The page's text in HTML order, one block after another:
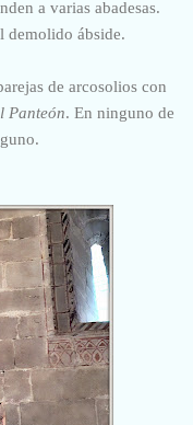
a varias abadesas.
demolido ábside.
de arcosolios con
Panteón. En ninguno de